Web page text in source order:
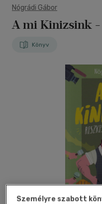
Nógrádi Gábor
A mi Kinizsink -
Könyv
Személyre szabott